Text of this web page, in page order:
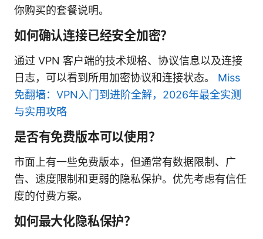
你购买的套餐说明。
如何确认连接已经安全加密？
通过 VPN 客户端的技术规格、协议信息以及连接
日志，可以看到所用加密协议和连接状态。 Miss
免翻墙：VPN入门到进阶全解，2026年最全实测
与实用攻略
是否有免费版本可以使用？
市面上有一些免费版本，但通常有数据限制、广
告、速度限制和更弱的隐私保护。优先考虑有信任
度的付费方案。
如何最大化隐私保护？